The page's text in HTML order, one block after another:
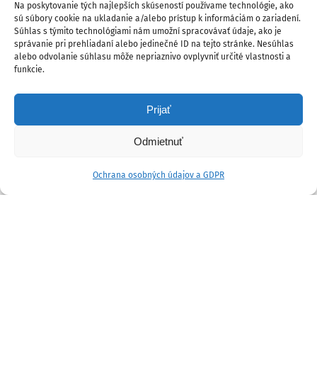
Na poskytovanie tých najlepších skúseností používame technológie, ako
sú súbory cookie na ukladanie a/alebo prístup k informáciám o zariadení.
Súhlas s týmito technológiami nám umožní spracovávať údaje, ako je
správanie pri prehliadaní alebo jedinečné ID na tejto stránke. Nesúhlas
alebo odvolanie súhlasu môže nepriaznivo ovplyvniť určité vlastnosti a
funkcie.
Prijať
Odmietnuť
Ochrana osobných údajov a GDPR